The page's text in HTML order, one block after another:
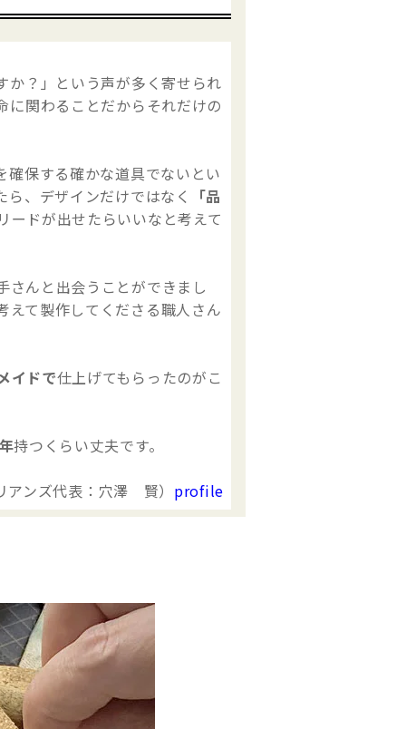
か？」という声が多く寄せられ
に関わることだからそれだけの
確保する確かな道具でないとい
、デザインだけではなく
「品
ードが出せたらいいなと考えて
さんと出会うことができまし
えて製作してくださる職人さん
イドで仕上げてもらったのがこ
持つくらい丈夫です。
アンズ代表：穴澤 賢） profile